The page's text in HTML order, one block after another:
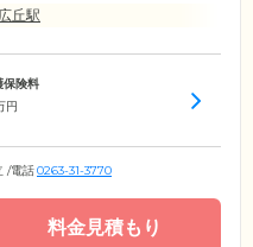
広丘駅
保険料
円
/電話0263-31-3770
料金見積もり